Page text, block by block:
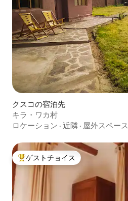
クスコの宿泊先
キラ・ワカ村
ロケーション · 近隣 · 屋外スペース
大好評のゲストチョイスです。
ゲストチョイス